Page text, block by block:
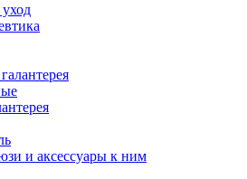
и аксессуары к ним